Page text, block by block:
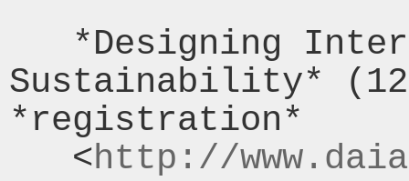
Sustainability*
*registration*
   <
http://